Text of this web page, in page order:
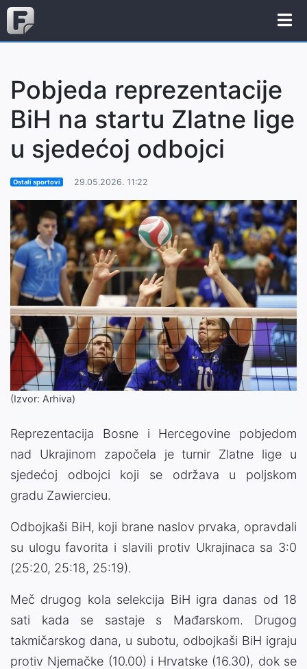
Pobjeda reprezentacije
BiH na startu Zlatne lige
u sjedećoj odbojci
Ostali sportovi 29.05.2026. 11:22
(Izvor: Arhiva)
Reprezentacija Bosne i Hercegovine pobjedom
nad Ukrajinom započela je turnir Zlatne lige u
sjedećoj odbojci koji se održava u poljskom
gradu Zawiercieu.
Odbojkaši BiH, koji brane naslov prvaka, opravdali
su ulogu favorita i slavili protiv Ukrajinaca sa 3:0
(25:20, 25:18, 25:19).
Meč drugog kola selekcija BiH igra danas od 18
sati kada se sastaje s Mađarskom. Drugog
takmičarskog dana, u subotu, odbojkaši BiH igraju
protiv Njemačke (10.00) i Hrvatske (16.30), dok se